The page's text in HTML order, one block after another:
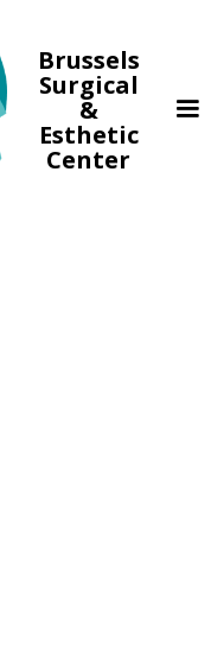
Brussels
Surgical
&
Esthetic
Center